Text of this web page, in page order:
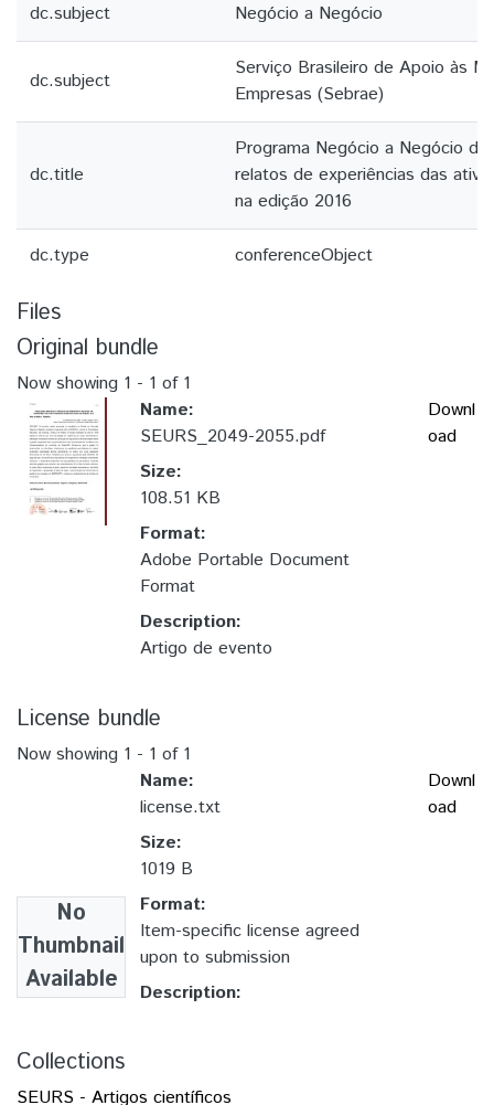
dc.subject Negócio a Negócio
dc.subject
Serviço Brasileiro de Apoio às
Empresas (Sebrae)
dc.title
Programa Negócio a Negócio
relatos de experiências das
na edição 2016
dc.type conferenceObject
Files
Original bundle
Now showing 1 - 1 of 1
Name:
SEURS_2049-2055.pdf
Size:
108.51 KB
Format:
Adobe Portable Document
Format
Description:
Artigo de evento
Downl
oad
License bundle
Now showing 1 - 1 of 1
No
Thumbnail
Available
Name:
license.txt
Size:
1019 B
Format:
Item-specific license agreed
upon to submission
Description:
Downl
oad
Collections
SEURS - Artigos científicos